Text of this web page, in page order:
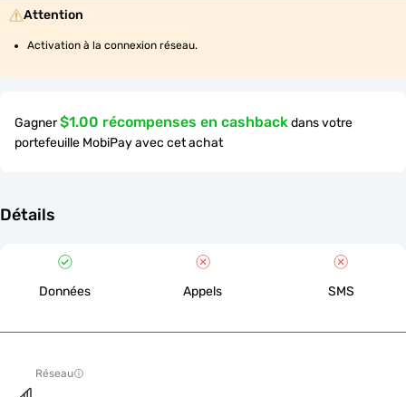
Attention
Activation à la connexion réseau.
Gagner$1.00 récompenses en cashbackdans votre
portefeuille MobiPay avec cet achat
Détails
Données Appels SMS
Réseau